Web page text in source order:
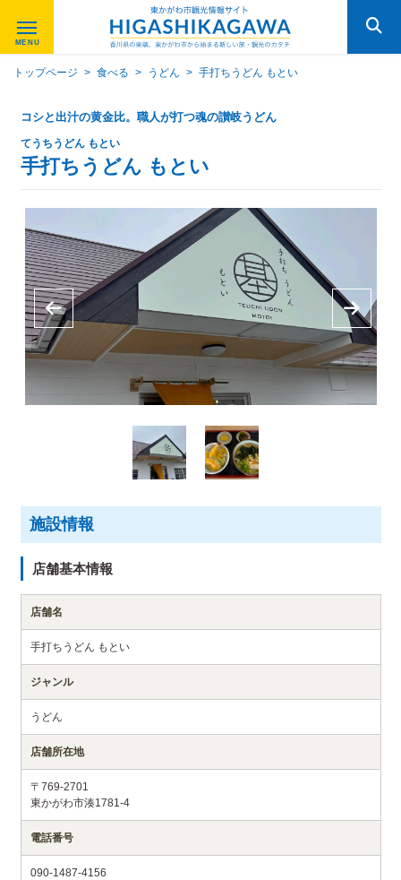
トップページ > 食べる > うどん > 手打ちうどん もとい
コシと出汁の黄金比。職人が打つ魂の讃岐うどん
てうちうどん もとい
手打ちうどん もとい
施設情報
店舗基本情報
店舗名
手打ちうどん もとい
ジャンル
うどん
店舗所在地
〒769-2701
東かがわ市湊1781-4
電話番号
090-1487-4156